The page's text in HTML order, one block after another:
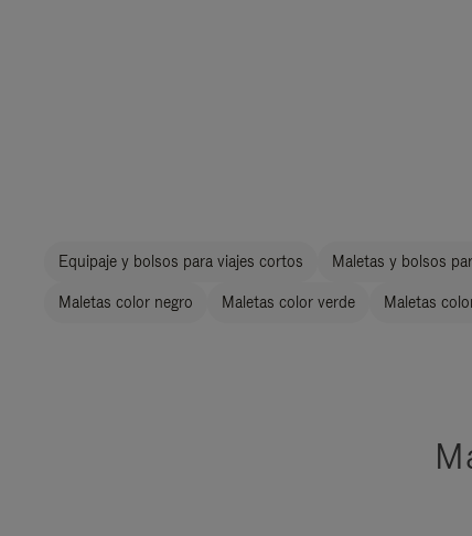
Equipaje y bolsos para viajes cortos Maletas y bolsos
Maletas color negro Maletas color verde Maletas